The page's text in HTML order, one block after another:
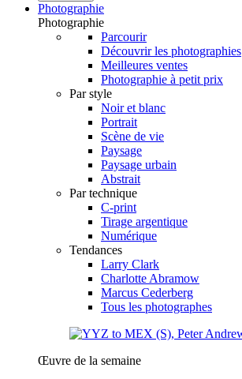
Photographie
Photographie
Parcourir
Découvrir les photographies
Meilleures ventes
Photographie à petit prix
Par style
Noir et blanc
Portrait
Scène de vie
Paysage
Paysage urbain
Abstrait
Par technique
C-print
Tirage argentique
Numérique
Tendances
Larry Clark
Charlotte Abramow
Marcus Cederberg
Tous les photographes
Œuvre de la semaine